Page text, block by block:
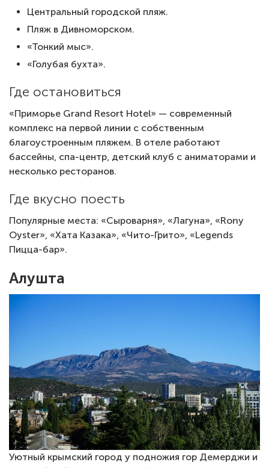
Центральный городской пляж.
Пляж в Дивноморском.
«Тонкий мыс».
«Голубая бухта».
Где остановиться
«Приморье Grand Resort Hotel» — современный
комплекс на первой линии с собственным
благоустроенным пляжем. В отеле работают
бассейны, спа-центр, детский клуб с аниматорами и
несколько ресторанов.
Где вкусно поесть
Популярные места: «Сыроварня», «Лагуна», «Rony
Oyster», «Хата Казака», «Чито-Грито», «Legends
Пицца-бар».
Алушта
Уютный крымский город у подножия гор Демерджи и